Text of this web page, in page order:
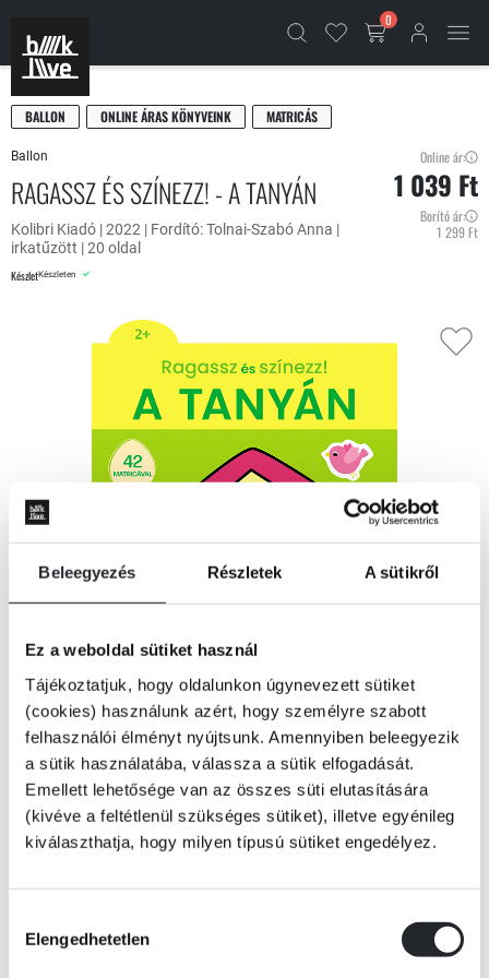
Beleegyezés Részletek A sütikről
Ez a weboldal sütiket használ
Tájékoztatjuk, hogy oldalunkon úgynevezett sütiket
(cookies) használunk azért, hogy személyre szabott
felhasználói élményt nyújtsunk. Amennyiben beleegyezik
a sütik használatába, válassza a sütik elfogadását.
Emellett lehetősége van az összes süti elutasítására
(kivéve a feltétlenül szükséges sütiket), illetve egyénileg
kiválaszthatja, hogy milyen típusú sütiket engedélyez.
kiválasztása
Elengedhetetlen
0
BALLON ONLINE ÁRAS KÖNYVEINK MATRICÁS
Ballon
RAGASSZ ÉS SZÍNEZZ! - A TANYÁN
Kolibri Kiadó | 2022 | Fordító: Tolnai-Szabó Anna |
irkatűzött | 20 oldal
KészletKészleten
Online ár:
1 039 Ft
Borító ár:
1 299 Ft